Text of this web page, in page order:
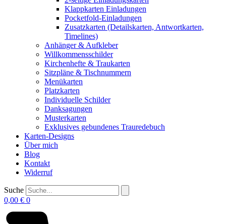
Klappkarten Einladungen
Pocketfold-Einladungen
Zusatzkarten (Detailskarten, Antwortkarten,
Timelines)
Anhänger & Aufkleber
Willkommensschilder
Kirchenhefte & Traukarten
Sitzpläne & Tischnummern
Menükarten
Platzkarten
Individuelle Schilder
Danksagungen
Musterkarten
Exklusives gebundenes Trauredebuch
Karten-Designs
Über mich
Blog
Kontakt
Widerruf
Suche
0,00 € 0